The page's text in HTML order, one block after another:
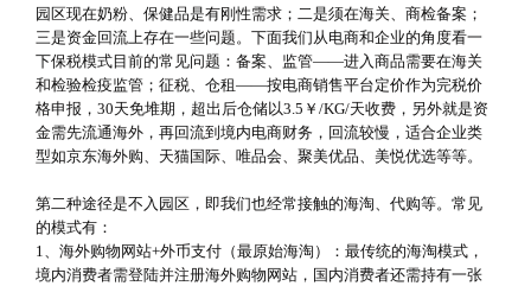
园区现在奶粉、保健品是有刚性需求；二是须在海关、商检备案；
三是资金回流上存在一些问题。下面我们从电商和企业的角度看一
下保税模式目前的常见问题：备案、监管——进入商品需要在海关
和检验检疫监管；征税、仓租——按电商销售平台定价作为完税价
格申报，30天免堆期，超出后仓储以3.5￥/KG/天收费，另外就是资
金需先流通海外，再回流到境内电商财务，回流较慢，适合企业类
型如京东海外购、天猫国际、唯品会、聚美优品、美悦优选等等。
第二种途径是不入园区，即我们也经常接触的海淘、代购等。常见
的模式有：
1、海外购物网站+外币支付（最原始海淘）：最传统的海淘模式，
境内消费者需登陆并注册海外购物网站，国内消费者还需持有一张